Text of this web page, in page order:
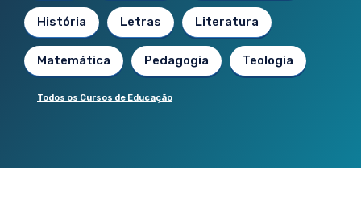
História Letras Literatura
Matemática Pedagogia Teologia
Todos os Cursos de Educação